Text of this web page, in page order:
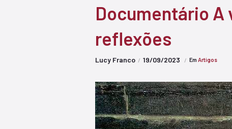
Documentário A
reflexões
Lucy Franco 19/09/2023 Em Artigos